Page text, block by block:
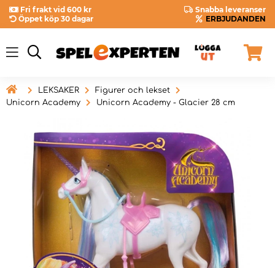
Fri frakt vid 600 kr
Snabba leveranser
Öppet köp 30 dagar
ERBJUDANDEN
 LEKSAKER
Figurer och lekset
Unicorn Academy
Unicorn Academy - Glacier 28 cm